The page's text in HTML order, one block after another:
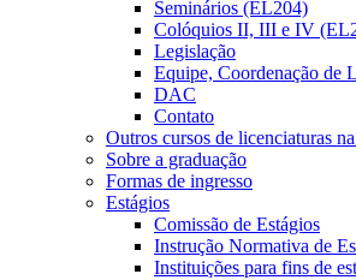
Seminários (EL204)
Colóquios II, III e IV
Legislação
Equipe, Coordenação de
DAC
Contato
Outros cursos de licenciaturas
Sobre a graduação
Formas de ingresso
Estágios
Comissão de Estágios
Instrução Normativa de
Instituições para fins de